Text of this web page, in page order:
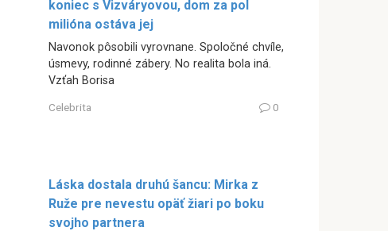
koniec s Vizváryovou, dom za pol
milióna ostáva jej
Navonok pôsobili vyrovnane. Spoločné chvíle,
úsmevy, rodinné zábery. No realita bola iná.
Vzťah Borisa
Celebrita 0
Láska dostala druhú šancu: Mirka z
Ruže pre nevestu opäť žiari po boku
svojho partnera